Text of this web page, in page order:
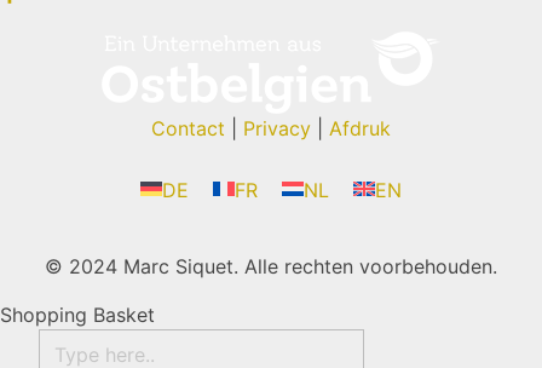
© 2024 Marc Siquet. Alle rechten voorbehouden.
DE FR NL EN
Contact Privacy Afdruk
Shopping Basket